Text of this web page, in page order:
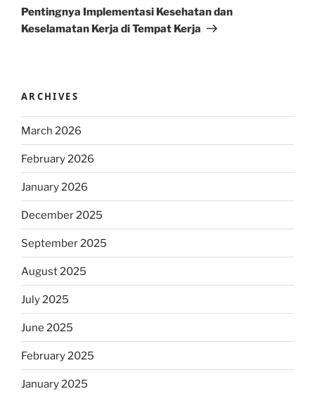
Post
Pentingnya Implementasi Kesehatan dan
Keselamatan Kerja di Tempat Kerja
ARCHIVES
March 2026
February 2026
January 2026
December 2025
September 2025
August 2025
July 2025
June 2025
February 2025
January 2025